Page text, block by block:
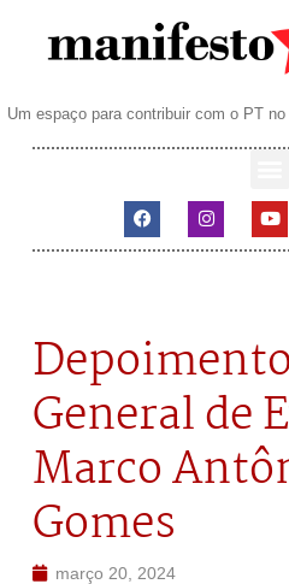
Um espaço para contribuir com o PT
General de
Marco
Gomes
março 20, 2024